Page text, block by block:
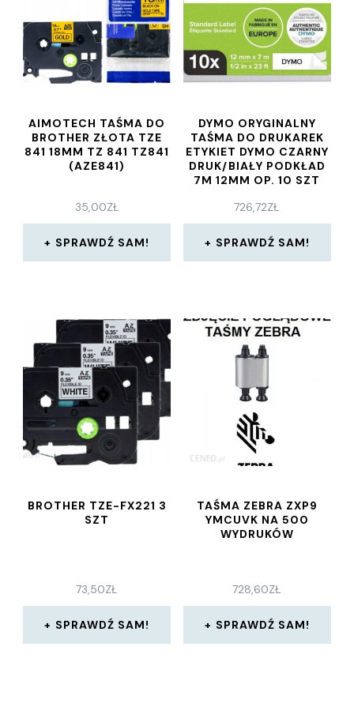
AIMOTECH TAŚMA DO
BROTHER ZŁOTA TZE
841 18MM TZ 841 TZ841
(AZE841)
35,00ZŁ
SPRAWDŹ SAM!
DYMO ORYGINALNY
TAŚMA DO DRUKAREK
ETYKIET DYMO CZARNY
DRUK/BIAŁY PODKŁAD
7M 12MM OP. 10 SZT
726,72ZŁ
SPRAWDŹ SAM!
BROTHER TZE-FX221 3
SZT
73,50ZŁ
SPRAWDŹ SAM!
TAŚMA ZEBRA ZXP9
YMCUVK NA 500
WYDRUKÓW
728,60ZŁ
SPRAWDŹ SAM!